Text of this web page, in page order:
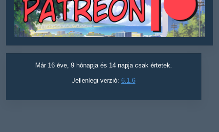
Már 16 éve, 9 hónapja és 14 napja csak értetek.
Jellenlegi verzió: 6.1.6